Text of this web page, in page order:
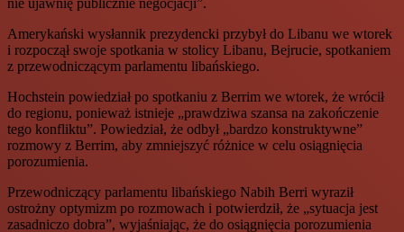
Amerykański wysłannik prezydencki przybył do Libanu we wtorek
i rozpoczął swoje spotkania w stolicy Libanu, Bejrucie, spotkaniem
z przewodniczącym parlamentu libańskiego.
Hochstein powiedział po spotkaniu z Berrim we wtorek, że wrócił
do regionu, ponieważ istnieje „prawdziwa szansa na zakończenie
tego konfliktu”. Powiedział, że odbył „bardzo konstruktywne”
rozmowy z Berrim, aby zmniejszyć różnice w celu osiągnięcia
porozumienia.
Przewodniczący parlamentu libańskiego Nabih Berri wyraził
ostrożny optymizm po rozmowach i potwierdził, że „sytuacja jest
zasadniczo dobra”, wyjaśniając, że do osiągnięcia porozumienia